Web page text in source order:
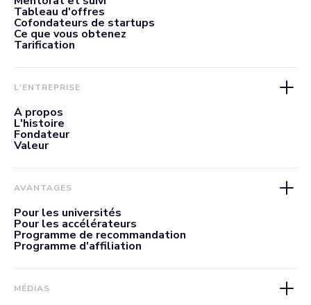
Tableau d'offres
Cofondateurs de startups
Ce que vous obtenez
Tarification
L'ENTREPRISE
À propos
L'histoire
Fondateur
Valeur
AVANTAGES
Pour les universités
Pour les accélérateurs
Programme de recommandation
Programme d'affiliation
MÉDIAS